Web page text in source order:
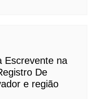
Escrevente na
De
e região